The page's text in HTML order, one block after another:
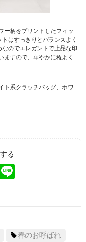
ー柄をプリントしたフィッ
はすっきりとバランスよく
のでエレガントで上品な印
ますので、華やかに程よく
ト系クラッチバッグ、ホワ
Pinterest
春のお呼ばれ